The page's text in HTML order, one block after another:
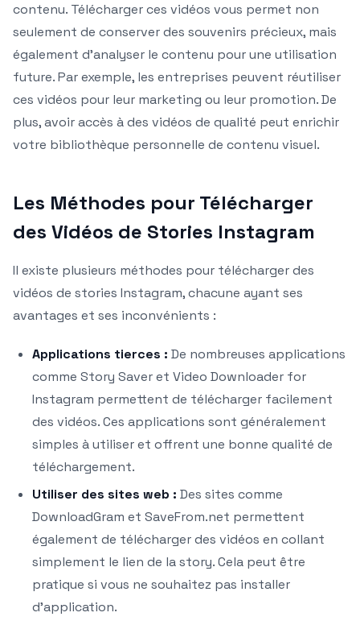
contenu. Télécharger ces vidéos vous permet non
seulement de conserver des souvenirs précieux, mais
également d’analyser le contenu pour une utilisation
future. Par exemple, les entreprises peuvent réutiliser
ces vidéos pour leur marketing ou leur promotion. De
plus, avoir accès à des vidéos de qualité peut enrichir
votre bibliothèque personnelle de contenu visuel.
Les Méthodes pour Télécharger
des Vidéos de Stories Instagram
Il existe plusieurs méthodes pour télécharger des
vidéos de stories Instagram, chacune ayant ses
avantages et ses inconvénients :
Applications tierces : De nombreuses applications
comme Story Saver et Video Downloader for
Instagram permettent de télécharger facilement
des vidéos. Ces applications sont généralement
simples à utiliser et offrent une bonne qualité de
téléchargement.
Utiliser des sites web : Des sites comme
DownloadGram et SaveFrom.net permettent
également de télécharger des vidéos en collant
simplement le lien de la story. Cela peut être
pratique si vous ne souhaitez pas installer
d’application.